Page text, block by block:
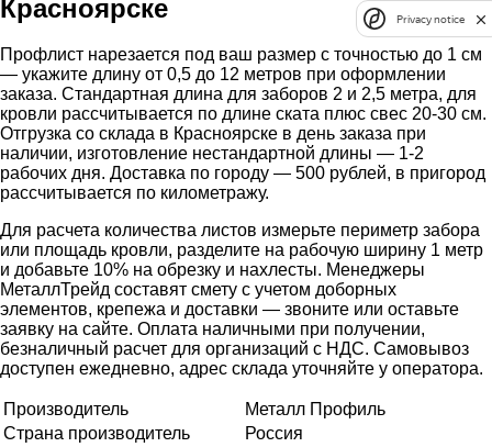
Красноярске
Профлист нарезается под ваш размер с точностью до 1 см
— укажите длину от 0,5 до 12 метров при оформлении
заказа. Стандартная длина для заборов 2 и 2,5 метра, для
кровли рассчитывается по длине ската плюс свес 20-30 см.
Отгрузка со склада в Красноярске в день заказа при
наличии, изготовление нестандартной длины — 1-2
рабочих дня. Доставка по городу — 500 рублей, в пригород
рассчитывается по километражу.
Для расчета количества листов измерьте периметр забора
или площадь кровли, разделите на рабочую ширину 1 метр
и добавьте 10% на обрезку и нахлесты. Менеджеры
МеталлТрейд составят смету с учетом доборных
элементов, крепежа и доставки — звоните или оставьте
заявку на сайте. Оплата наличными при получении,
безналичный расчет для организаций с НДС. Самовывоз
доступен ежедневно, адрес склада уточняйте у оператора.
Производитель
Металл Профиль
Страна производитель
Россия
Privacy notice